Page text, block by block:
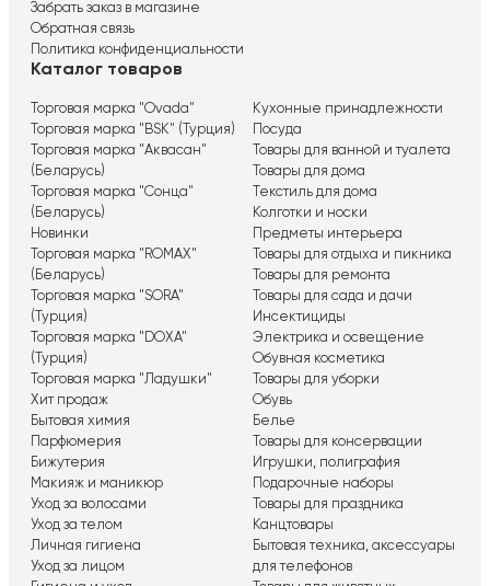
Забрать заказ в магазине
Обратная связь
Политика конфиденциальности
Каталог товаров
Торговая марка "Ovada"
Торговая марка "BSK" (Турция)
Торговая марка "Аквасан"
(Беларусь)
Торговая марка "Сонца"
(Беларусь)
Новинки
Торговая марка "ROMAX"
(Беларусь)
Торговая марка "SORA"
(Турция)
Торговая марка "DOXA"
(Турция)
Торговая марка "Ладушки"
Хит продаж
Бытовая химия
Парфюмерия
Бижутерия
Макияж и маникюр
Уход за волосами
Уход за телом
Личная гигиена
Уход за лицом
Кухонные принадлежности
Посуда
Товары для ванной и туалета
Товары для дома
Текстиль для дома
Колготки и носки
Предметы интерьера
Товары для отдыха и пикника
Товары для ремонта
Товары для сада и дачи
Инсектициды
Электрика и освещение
Обувная косметика
Товары для уборки
Обувь
Белье
Товары для консервации
Игрушки, полиграфия
Подарочные наборы
Товары для праздника
Канцтовары
Бытовая техника, аксессуары
для телефонов